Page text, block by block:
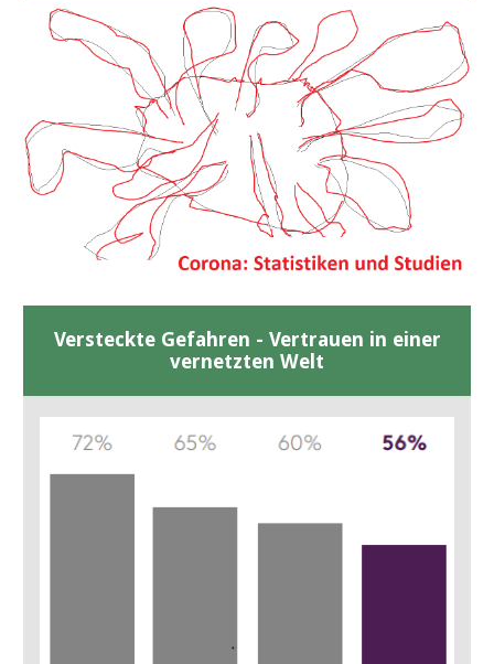
Versteckte Gefahren - Vertrauen in einer
vernetzten Welt